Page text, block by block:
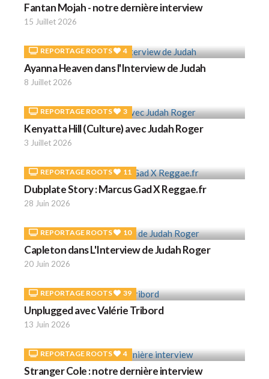
Fantan Mojah - notre dernière interview
15 Juillet 2026
REPORTAGE ROOTS 4
Ayanna Heaven dans l'Interview de Judah
8 Juillet 2026
REPORTAGE ROOTS 3
Kenyatta Hill (Culture) avec Judah Roger
3 Juillet 2026
REPORTAGE ROOTS 11
Dubplate Story : Marcus Gad X Reggae.fr
28 Juin 2026
REPORTAGE ROOTS 10
Capleton dans L'Interview de Judah Roger
20 Juin 2026
REPORTAGE ROOTS 39
Unplugged avec Valérie Tribord
13 Juin 2026
REPORTAGE ROOTS 4
Stranger Cole : notre dernière interview